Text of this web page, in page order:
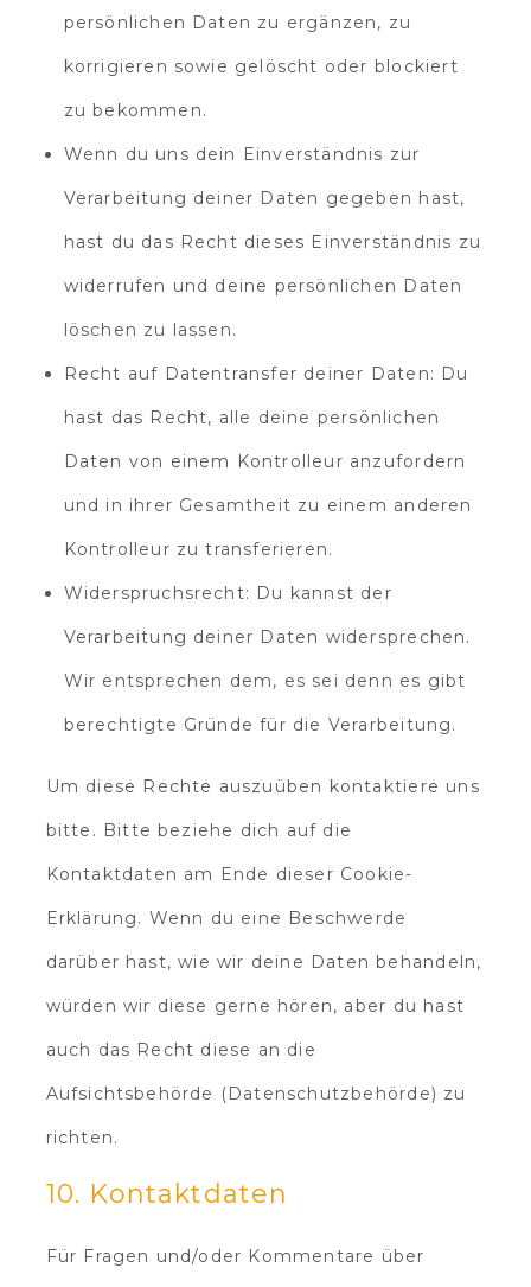
persönlichen Daten zu ergänzen, zu
korrigieren sowie gelöscht oder blockiert
zu bekommen.
Wenn du uns dein Einverständnis zur
Verarbeitung deiner Daten gegeben hast,
hast du das Recht dieses Einverständnis zu
widerrufen und deine persönlichen Daten
löschen zu lassen.
Recht auf Datentransfer deiner Daten: Du
hast das Recht, alle deine persönlichen
Daten von einem Kontrolleur anzufordern
und in ihrer Gesamtheit zu einem anderen
Kontrolleur zu transferieren.
Widerspruchsrecht: Du kannst der
Verarbeitung deiner Daten widersprechen.
Wir entsprechen dem, es sei denn es gibt
berechtigte Gründe für die Verarbeitung.
Um diese Rechte auszuüben kontaktiere uns
bitte. Bitte beziehe dich auf die
Kontaktdaten am Ende dieser Cookie-
Erklärung. Wenn du eine Beschwerde
darüber hast, wie wir deine Daten behandeln,
würden wir diese gerne hören, aber du hast
auch das Recht diese an die
Aufsichtsbehörde (Datenschutzbehörde) zu
richten.
10. Kontaktdaten
Für Fragen und/oder Kommentare über